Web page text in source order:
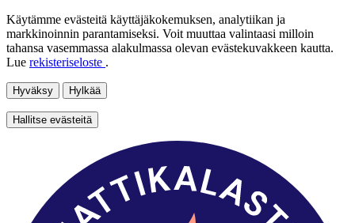
Käytämme evästeitä käyttäjäkokemuksen, analytiikan ja
markkinoinnin parantamiseksi. Voit muuttaa valintaasi milloin
tahansa vasemmassa alakulmassa olevan evästekuvakkeen kautta.
Lue rekisteriseloste .
Hyväksy Hylkää
Hallitse evästeitä